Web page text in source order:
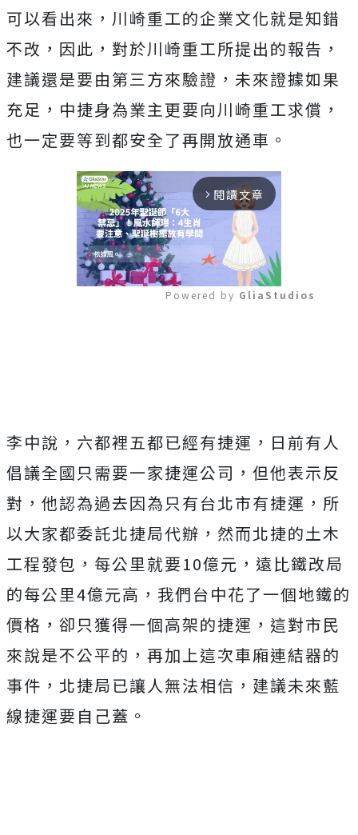
可以看出來，川崎重工的企業文化就是知錯
不改，因此，對於川崎重工所提出的報告，
建議還是要由第三方來驗證，未來證據如果
充足，中捷身為業主更要向川崎重工求償，
也一定要等到都安全了再開放通車。
arrow_forward_ios 閱讀文章
Powered by GliaStudios
李中說，六都裡五都已經有捷運，日前有人
倡議全國只需要一家捷運公司，但他表示反
對，他認為過去因為只有台北市有捷運，所
以大家都委託北捷局代辦，然而北捷的土木
工程發包，每公里就要10億元，遠比鐵改局
的每公里4億元高，我們台中花了一個地鐵的
價格，卻只獲得一個高架的捷運，這對市民
來說是不公平的，再加上這次車廂連結器的
事件，北捷局已讓人無法相信，建議未來藍
線捷運要自己蓋。